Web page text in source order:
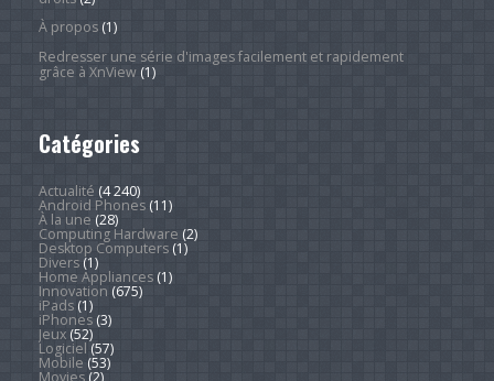
À propos(1)
Redresser une série d'images facilement et rapidement
grâce à XnView(1)
Catégories
Actualité (4 240)
Android Phones(11)
À la une (28)
Computing Hardware (2)
Desktop Computers(1)
Divers(1)
Home Appliances(1)
Innovation (675)
iPads(1)
iPhones(3)
Jeux(52)
Logiciel (57)
Mobile (53)